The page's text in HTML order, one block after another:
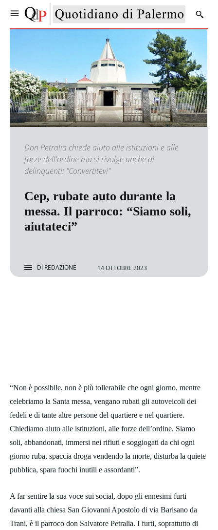
Don Petralia chiede aiuto alle istituzioni e alle
forze dell'ordine ma si rivolge anche ai
delinquenti: "Convertitevi"
Cep, rubate auto durante la
messa. Il parroco: “Siamo soli,
aiutateci”
DI REDAZIONE 14 OTTOBRE 2023
“Non è possibile, non è più tollerabile che ogni giorno, mentre
celebriamo la Santa messa, vengano rubati gli autoveicoli dei
fedeli e di tante altre persone del quartiere e nel quartiere.
Chiediamo aiuto alle istituzioni, alle forze dell’ordine. Siamo
soli, abbandonati, immersi nei rifiuti e soggiogati da chi ogni
giorno ruba, spaccia droga vendendo la morte, disturba la quiete
pubblica, spara fuochi inutili e assordanti”.
A far sentire la sua voce sui social, dopo gli ennesimi furti
davanti alla chiesa San Giovanni Apostolo di via Barisano da
Trani, è il parroco don Salvatore Petralia. I furti, soprattutto di